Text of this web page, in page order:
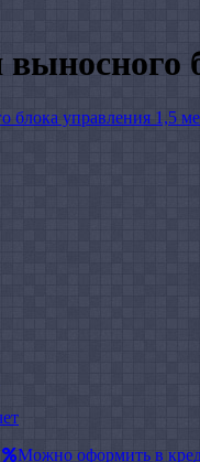
выносного
Можно оформить в